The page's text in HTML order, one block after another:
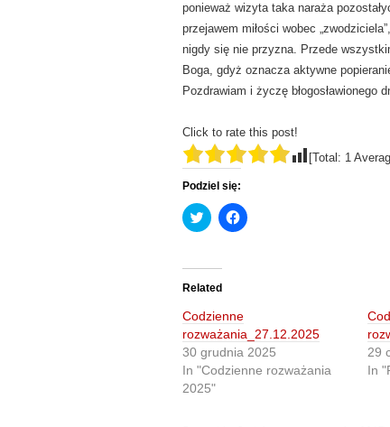
ponieważ wizyta taka naraża
przejawem miłości wobec
nigdy się nie przyzna. Przede
Boga, gdyż oznacza aktywne
Pozdrawiam i życzę błogosławionego
Click to rate this post!
[Total: 1
Podziel się:
C
l
t
o
s
a
r
e
o
n
T
w
C
l
a
r
e
o
n
F
Related
Codzienne
rozważania_27.12.2025
30 grudnia 2025
In "Codzienne rozważania
2025"
29
In